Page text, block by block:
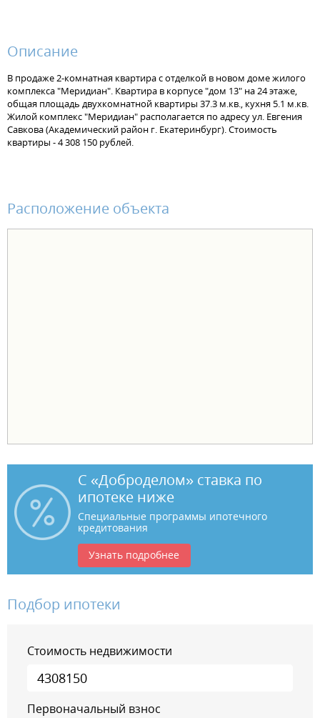
Описание
В продаже 2-комнатная квартира с отделкой в новом доме жилого
комплекса "Меридиан". Квартира в корпусе "дом 13" на 24 этаже,
общая площадь двухкомнатной квартиры 37.3 м.кв., кухня 5.1 м.кв.
Жилой комплекс "Меридиан" располагается по адресу ул. Евгения
Савкова (Академический район г. Екатеринбург). Стоимость
квартиры - 4 308 150 рублей.
Расположение объекта
С «Доброделом» ставка по
ипотеке ниже
Специальные программы ипотечного
кредитования
Узнать подробнее
Подбор ипотеки
Стоимость недвижимости
Первоначальный взнос